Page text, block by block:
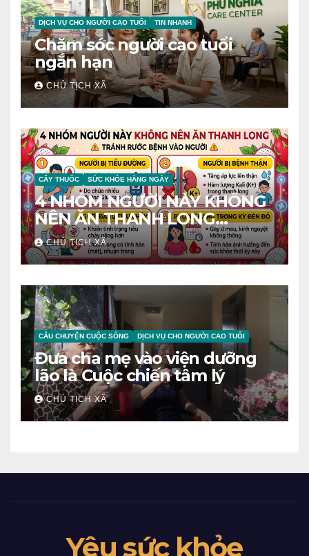
DỊCH VỤ CHO NGƯỜI CAO TUỔI TIN NHANH
Chăm sóc người cao tuổi
ngắn hạn
CHỦ TỊCH XÃ
CÂY THUỐC SỨC KHỎE HÀNG NGÀY
4 NHÓM NGƯỜI NÀY KHÔNG
NÊN ĂN THANH LONG
TRÁNH RƯỚC BỆNH VÀO
NGƯỜI
CHỦ TỊCH XÃ
CÂU CHUYỆN CUỘC SỐNG DỊCH VỤ CHO NGƯỜI CAO TUỔI
Đưa cha mẹ vào viện dưỡng
lão là Cuộc chiến tâm lý
CHỦ TỊCH XÃ
Yêu sức khỏe